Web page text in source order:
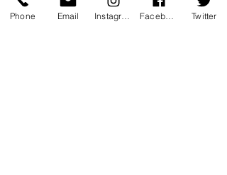
Phone Email Twitter